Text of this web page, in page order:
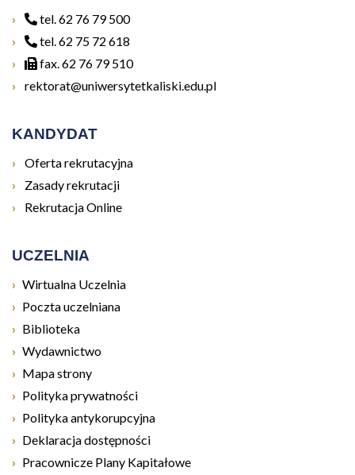
tel. 62 76 79 500
tel. 62 75 72 618
fax. 62 76 79 510
rektorat@uniwersytetkaliski.edu.pl
KANDYDAT
Oferta rekrutacyjnaOtwiera się w nowym oknie
Zasady rekrutacjiOtwiera się w nowym oknie
Rekrutacja OnlineOtwiera się w nowym oknie
UCZELNIA
Wirtualna UczelniaOtwiera się w nowym oknie
Poczta uczelnianaOtwiera się w nowym oknie
BibliotekaOtwiera się w nowym oknie
WydawnictwoOtwiera się w nowym oknie
Mapa strony
Polityka prywatności
Polityka antykorupcyjna
Deklaracja dostępności
Pracownicze Plany Kapitałowe